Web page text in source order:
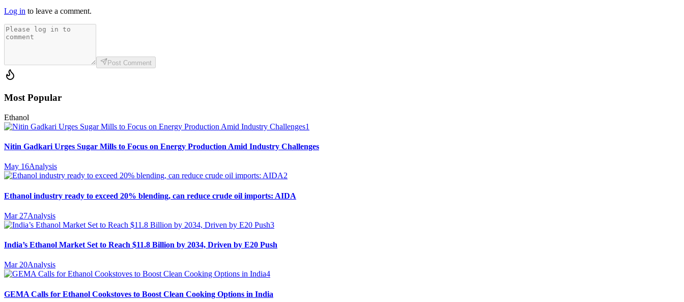
Log in to leave a comment.
Post Comment
Most Popular
Ethanol
1
Nitin Gadkari Urges Sugar Mills to Focus on Energy Production Amid Industry Challenges
May 16Analysis
2
Ethanol industry ready to exceed 20% blending, can reduce crude oil imports: AIDA
Mar 27Analysis
3
India’s Ethanol Market Set to Reach $11.8 Billion by 2034, Driven by E20 Push
Mar 20Analysis
4
GEMA Calls for Ethanol Cookstoves to Boost Clean Cooking Options in India